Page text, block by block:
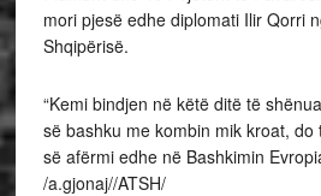
mori pjesë edhe diplomati Ilir Qorri
Shqipërisë.
“Kemi bindjen në këtë ditë të
së bashku me kombin mik kroat,
së afërmi edhe në Bashkimin
/a.gjonaj//ATSH/